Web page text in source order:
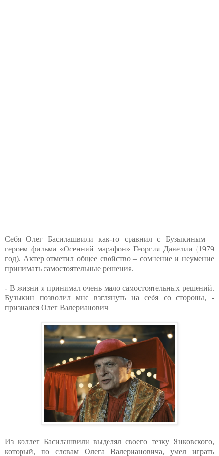
Себя Олег Басилашвили как-то сравнил с Бузыкиным –
героем фильма «Осенний марафон» Георгия Данелии (1979
год). Актер отметил общее свойство – сомнение и неумение
принимать самостоятельные решения.
- В жизни я принимал очень мало самостоятельных решений.
Бузыкин позволил мне взглянуть на себя со стороны, -
признался Олег Валерианович.
Из коллег Басилашвили выделял своего тезку Янковского,
который, по словам Олега Валериановича, умел играть